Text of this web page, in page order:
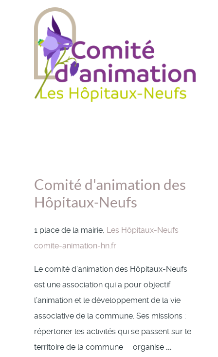
Comité d'animation des
Hôpitaux-Neufs
1 place de la mairie, Les Hôpitaux-Neufs
comite-animation-hn.fr
Le comité d’animation des Hôpitaux-Neufs
est une association qui a pour objectif
l’animation et le développement de la vie
associative de la commune. Ses missions :
répertorier les activités qui se passent sur le
territoire de la commune organise ...